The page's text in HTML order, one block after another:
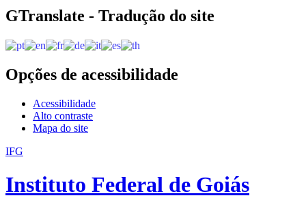
Acesso à informação
GTranslate - Tradução do site
Opções de acessibilidade
Acessibilidade
Alto contraste
Mapa do site
IFG
Instituto Federal de Goiás